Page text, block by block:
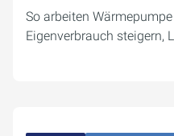
So arbeiten
Eigenverbrauch steigern,